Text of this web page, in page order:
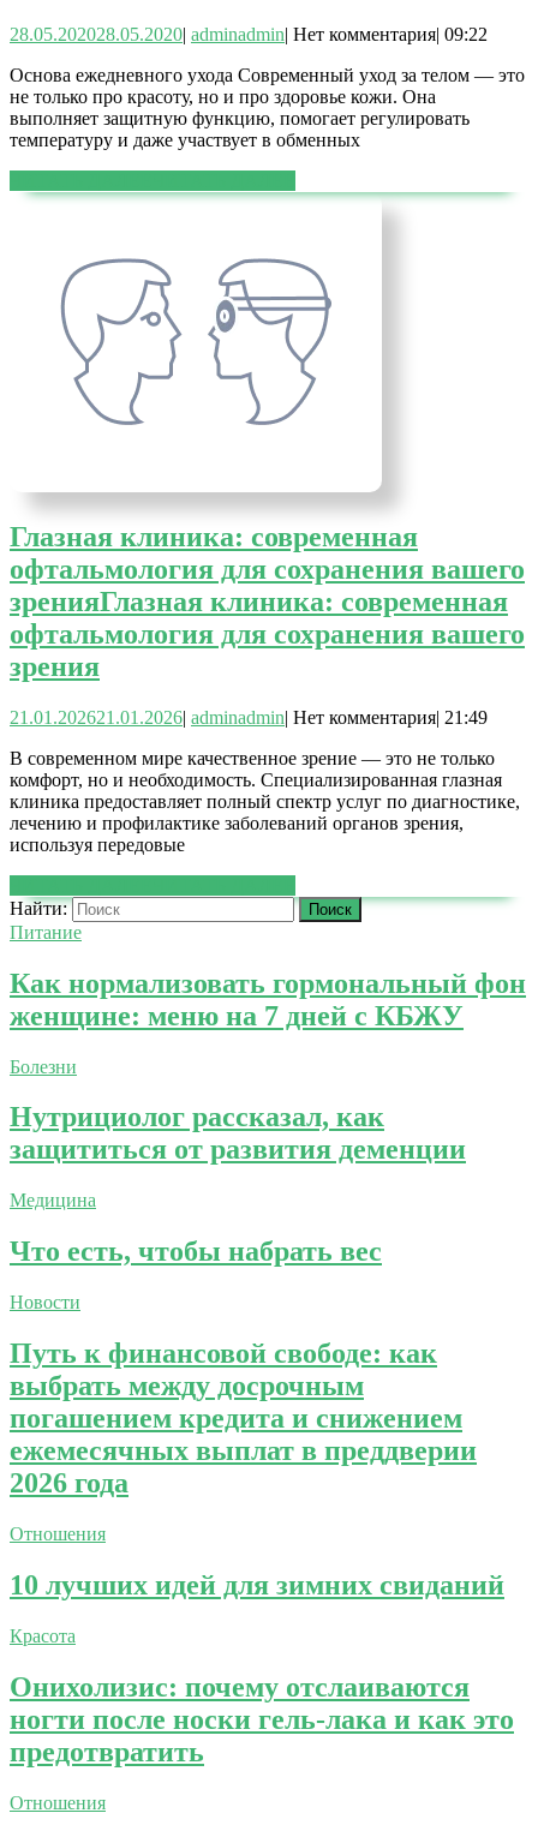
28.05.202028.05.2020| adminadmin| Нет комментария| 09:22
Основа ежедневного ухода Современный уход за телом — это
не только про красоту, но и про здоровье кожи. Она
выполняет защитную функцию, помогает регулировать
температуру и даже участвует в обменных
Глазная клиника: современная
офтальмология для сохранения вашего
зренияГлазная клиника: современная
офтальмология для сохранения вашего
зрения
21.01.202621.01.2026| adminadmin| Нет комментария| 21:49
В современном мире качественное зрение — это не только
комфорт, но и необходимость. Специализированная глазная
клиника предоставляет полный спектр услуг по диагностике,
лечению и профилактике заболеваний органов зрения,
используя передовые
Найти:
Питание
Как нормализовать гормональный фон
женщине: меню на 7 дней с КБЖУ
Болезни
Нутрициолог рассказал, как
защититься от развития деменции
Медицина
Что есть, чтобы набрать вес
Новости
Путь к финансовой свободе: как
выбрать между досрочным
погашением кредита и снижением
ежемесячных выплат в преддверии
2026 года
Отношения
10 лучших идей для зимних свиданий
Красота
Онихолизис: почему отслаиваются
ногти после носки гель-лака и как это
предотвратить
Отношения